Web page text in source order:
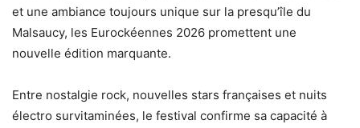
et une ambiance toujours unique sur la presqu’île du
Malsaucy, les Eurockéennes 2026 promettent une
nouvelle édition marquante.
Entre nostalgie rock, nouvelles stars françaises et nuits
électro survitaminées, le festival confirme sa capacité à